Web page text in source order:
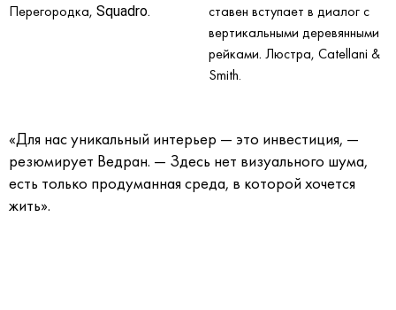
Перегородка, Squadro.
ставен вступает в диалог с
вертикальными деревянными
рейками. Люстра, Catellani &
Smith.
«Для нас уникальный интерьер — это инвестиция, —
резюмирует Ведран. — Здесь нет визуального шума,
есть только продуманная среда, в которой хочется
жить».